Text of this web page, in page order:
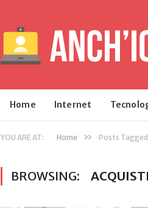
Home Internet
YOU ARE AT: Home » Posts
BROWSING: